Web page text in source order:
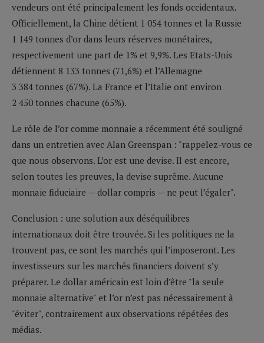
vendeurs ont été principalement les fonds occidentaux.
Officiellement, la Chine détient 1 054 tonnes et la Russie
1 149 tonnes d’or dans leurs réserves monétaires,
respectivement une part de 1% et 9,9%. Les Etats-Unis
détiennent 8 133 tonnes (71,6%) et l’Allemagne
3 384 tonnes (67%). La France et l’Italie ont environ
2 450 tonnes chacune (65%).
Le rôle de l’or comme monnaie a récemment été souligné
dans un entretien avec Alan Greenspan : "rappelez-vous ce
que nous observons. L’or est une devise. Il est encore,
selon toutes les preuves, la devise suprême. Aucune
monnaie fiduciaire — dollar compris — ne peut l’égaler".
Conclusion : une solution aux déséquilibres
internationaux doit être trouvée. Si les politiques ne la
trouvent pas, ce sont les marchés qui l’imposeront. Les
investisseurs sur les marchés financiers doivent s’y
préparer. Le dollar américain est loin d’être "la seule
monnaie alternative" et l’or n’est pas nécessairement à
"éviter", contrairement aux observations répétées des
médias.